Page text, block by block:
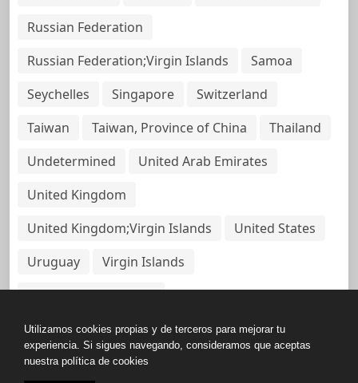
Russian Federation
Russian Federation;Virgin Islands
Samoa
Seychelles
Singapore
Switzerland
Taiwan
Taiwan, Province of China
Thailand
Undetermined
United Arab Emirates
United Kingdom
United Kingdom;Virgin Islands
United States
Uruguay
Virgin Islands
Virgin Islands, British
Utilizamos cookies propias y de terceros para mejorar tu
experiencia. Si sigues navegando, consideramos que aceptas
nuestra política de cookies